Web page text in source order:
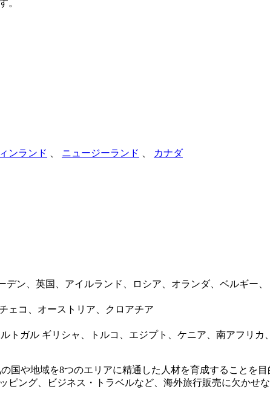
。
ンランド ニュージーランド カナダ
デン、英国、アイルランド、ロシア、オランダ、ベルギー、
ェコ、オーストリア、クロアチア
トガル ギリシャ、トルコ、エジプト、ケニア、南アフリカ
国や地域を8つのエリアに精通した人材を育成することを
ピング、ビジネス・トラベルなど、海外旅行販売に欠かせ